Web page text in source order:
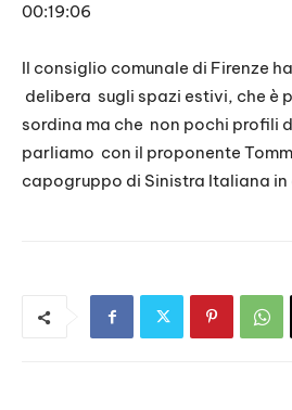
SHARE
EMBED
00:19:06
Il consiglio comunale di Firenze
delibera sugli spazi estivi, che è
sordina ma che non pochi profili
parliamo con il proponente
capogruppo di Sinistra Italiana in